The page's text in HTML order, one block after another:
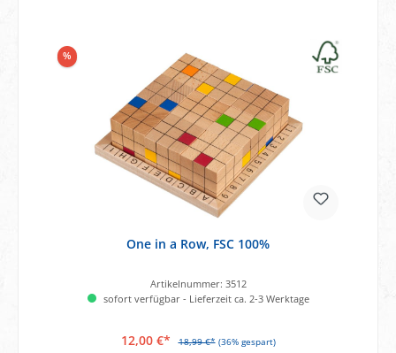
%
One in a Row, FSC 100%
Artikelnummer: 3512
sofort verfügbar - Lieferzeit ca. 2-3 Werktage
12,00 €* 18,99 €* (36% gespart)